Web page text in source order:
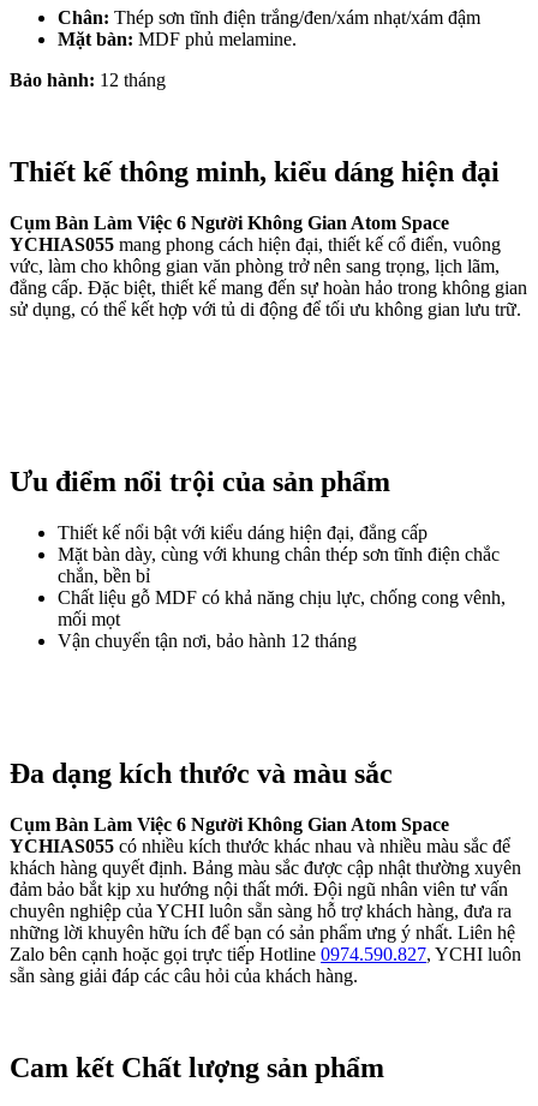
Chân: Thép sơn tĩnh điện trắng/đen/xám nhạt/xám đậm
Mặt bàn: MDF phủ melamine.
Bảo hành: 12 tháng
Thiết kế thông minh, kiểu dáng hiện đại
Cụm Bàn Làm Việc 6 Người Không Gian Atom Space
YCHIAS055 mang phong cách hiện đại, thiết kế cổ điển, vuông
vức, làm cho không gian văn phòng trở nên sang trọng, lịch lãm,
đẳng cấp. Đặc biệt, thiết kế mang đến sự hoàn hảo trong không gian
sử dụng, có thể kết hợp với tủ di động để tối ưu không gian lưu trữ.
Ưu điểm nổi trội của sản phẩm
Thiết kế nổi bật với kiểu dáng hiện đại, đẳng cấp
Mặt bàn dày, cùng với khung chân thép sơn tĩnh điện chắc
chắn, bền bỉ
Chất liệu gỗ MDF có khả năng chịu lực, chống cong vênh,
mối mọt
Vận chuyển tận nơi, bảo hành 12 tháng
Đa dạng kích thước và màu sắc
Cụm Bàn Làm Việc 6 Người Không Gian Atom Space
YCHIAS055 có nhiều kích thước khác nhau và nhiều màu sắc để
khách hàng quyết định. Bảng màu sắc được cập nhật thường xuyên
đảm bảo bắt kịp xu hướng nội thất mới. Đội ngũ nhân viên tư vấn
chuyên nghiệp của YCHI luôn sẵn sàng hỗ trợ khách hàng, đưa ra
những lời khuyên hữu ích để bạn có sản phẩm ưng ý nhất. Liên hệ
Zalo bên cạnh hoặc gọi trực tiếp Hotline 0974.590.827, YCHI luôn
sẵn sàng giải đáp các câu hỏi của khách hàng.
Cam kết Chất lượng sản phẩm